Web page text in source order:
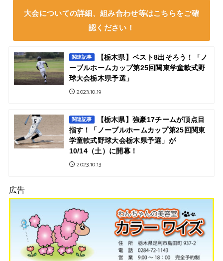
大会についての詳細、組み合わせ等はこちらをご確
認ください！
関連記事
【栃木県】ベスト8出そろう！「ノ
ーブルホームカップ第25回関東学童軟式野
球大会栃木県予選」
2023.10.19
関連記事
【栃木県】強豪17チームが頂点目
指す！「ノーブルホームカップ第25回関東
学童軟式野球大会栃木県予選」が
10/14（土）に開幕！
2023.10.13
広告